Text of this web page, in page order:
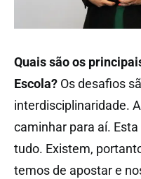
Quais são os
Escola? Os desafios
interdisciplinaridade.
caminhar para aí.
tudo. Existem,
temos de apostar e